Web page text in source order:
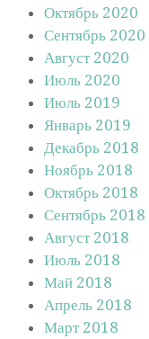
Октябрь 2020
Сентябрь 2020
Август 2020
Июль 2020
Июль 2019
Январь 2019
Декабрь 2018
Ноябрь 2018
Октябрь 2018
Сентябрь 2018
Август 2018
Июль 2018
Май 2018
Апрель 2018
Март 2018